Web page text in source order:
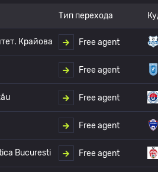
Тип перехода
Крайова Free agent
Free agent
Free agent
Free agent
Bucuresti Free agent